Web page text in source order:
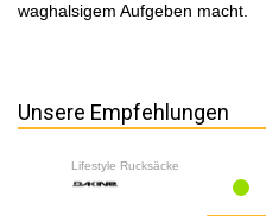
waghalsigem Aufgeben macht.
Unsere Empfehlungen
Lifestyle Rucksäcke